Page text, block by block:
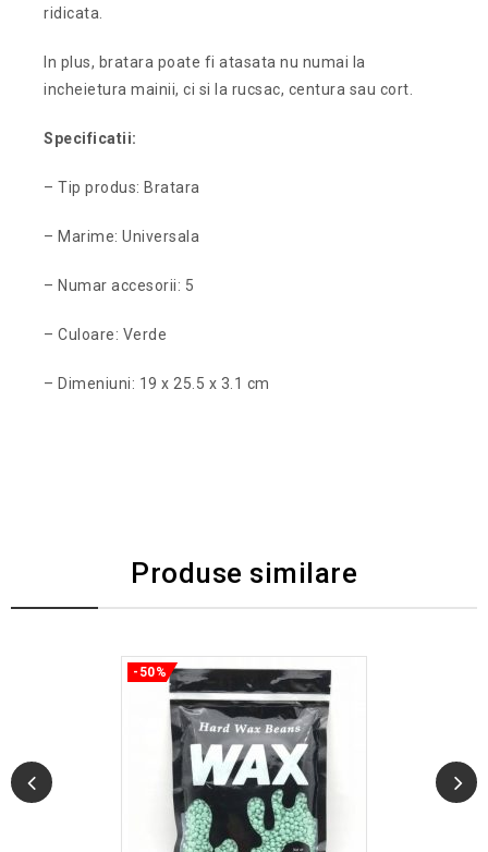
ridicata.
In plus, bratara poate fi atasata nu numai la
incheietura mainii, ci si la rucsac, centura sau cort.
Specificatii:
– Tip produs: Bratara
– Marime: Universala
– Numar accesorii: 5
– Culoare: Verde
– Dimeniuni: 19 x 25.5 x 3.1 cm
Produse similare
-50%